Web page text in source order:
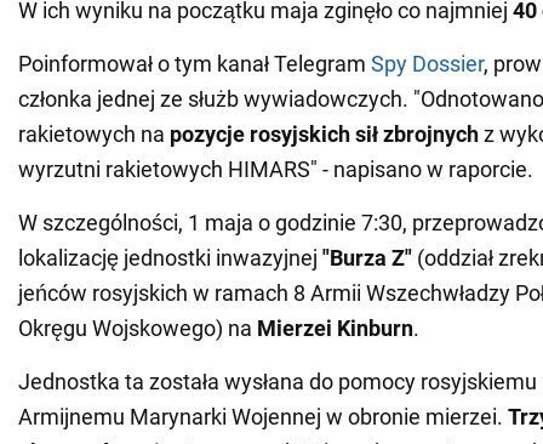
W ich wyniku na początku maja zginęło co najmniej 40
Poinformował o tym kanał Telegram Spy Dossier,
członka jednej ze służb wywiadowczych.
rakietowych na pozycje rosyjskich sił zbrojnychz
wyrzutni rakietowych HIMARS" - napisano w raporcie.
W szczególności, 1 maja o godzinie 7:30,
lokalizację jednostki inwazyjnej "Burza Z" (oddział
jeńców rosyjskich w ramach 8 Armii Wszechwładzy
Okręgu Wojskowego) na Mierzei Kinburn.
Jednostka ta została wysłana do pomocy
Armijnemu Marynarki Wojennej w obronie mierzei.